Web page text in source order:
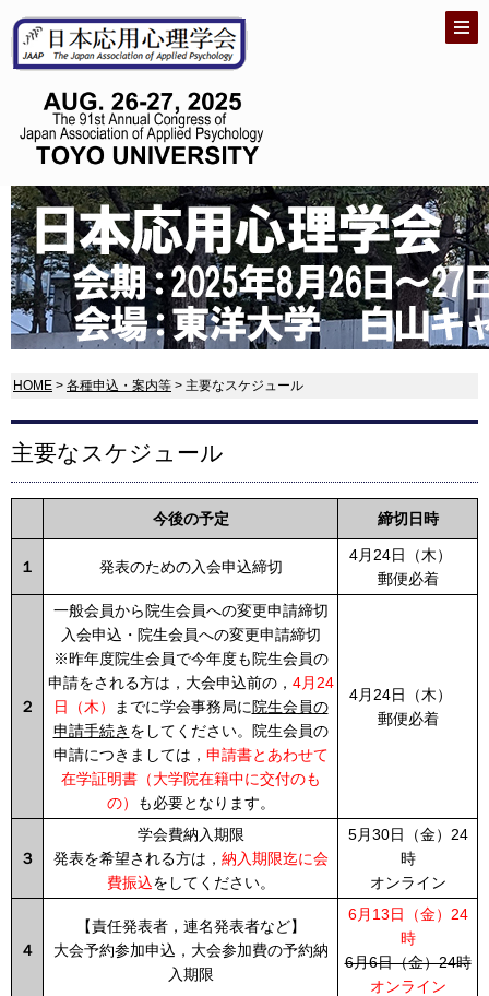
HOME > 各種申込・案内等 > 主要なスケジュール
主要なスケジュール
今後の予定 締切日時
１ 発表のための入会申込締切
4月24日（木）
郵便必着
２
一般会員から院生会員への変更申請締切
入会申込・院生会員への変更申請締切
※昨年度院生会員で今年度も院生会員の
申請をされる方は，大会申込前の， 4月24
日（木）
までに学会事務局に 院生会員の
申請手続き をしてください。院生会員の
申請につきましては， 申請書とあわせて
在学証明書（大学院在籍中に交付のも
の）
も必要となります。
4月24日（木）
郵便必着
３
学会費納入期限
発表を希望される方は， 納入期限迄に会
費振込をしてください。
5月30日（金）24
時
オンライン
４
【責任発表者，連名発表者など】
大会予約参加申込，大会参加費の予約納
入期限
6月13日（金）24
時
6月6日（金）24時
オンライン